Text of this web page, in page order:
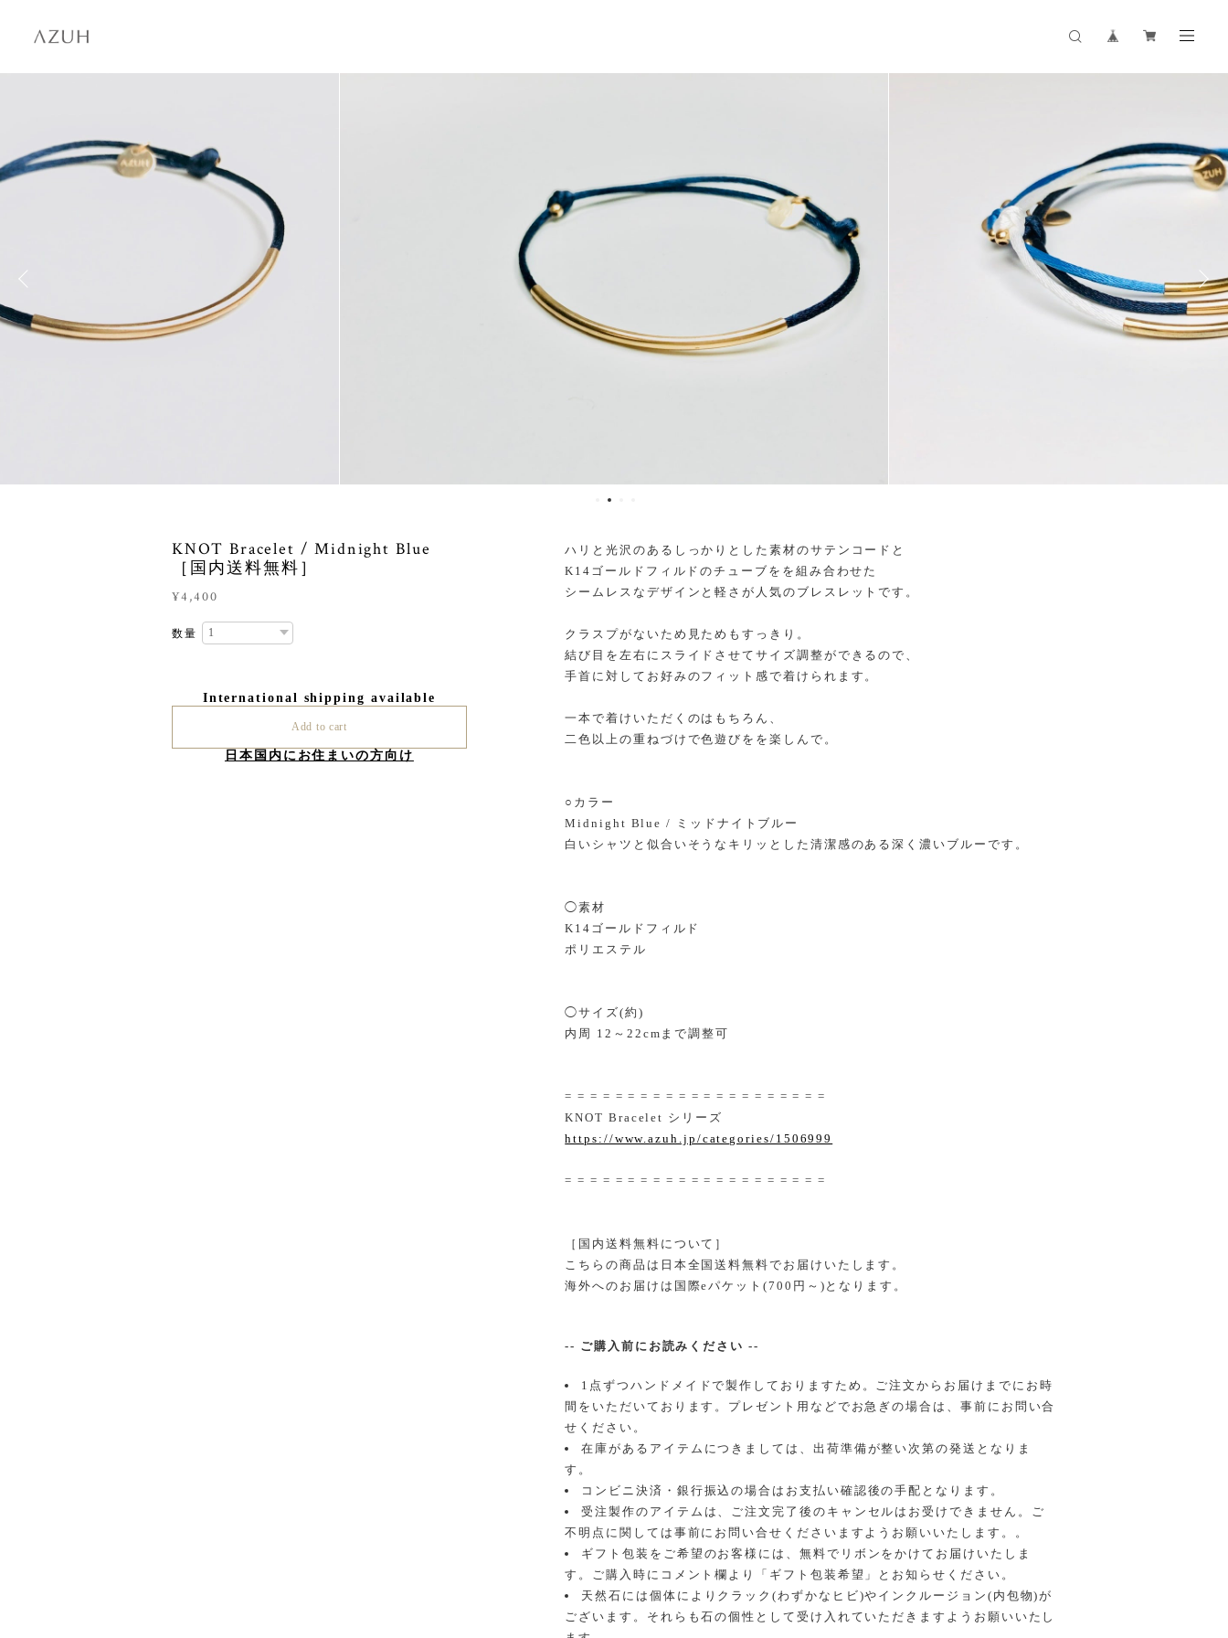
KNOT Bracelet / Midnight Blue
［国内送料無料］
¥4,400
数量
International shipping available
Add to cart
日本国内にお住まいの方向け
ハリと光沢のあるしっかりとした素材のサテンコードと
K14ゴールドフィルドのチューブをを組み合わせた
シームレスなデザインと軽さが人気のブレスレットです。
クラスプがないため見ためもすっきり。
結び目を左右にスライドさせてサイズ調整ができるので、
手首に対してお好みのフィット感で着けられます。
一本で着けいただくのはもちろん、
二色以上の重ねづけで色遊びをを楽しんで。
○カラー
Midnight Blue / ミッドナイトブルー
白いシャツと似合いそうなキリッとした清潔感のある深く濃いブルーです。
◯素材
K14ゴールドフィルド
ポリエステル
◯サイズ(約)
内周 12～22cmまで調整可
= = = = = = = = = = = = = = = = = = = = =
KNOT Bracelet シリーズ
https://www.azuh.jp/categories/1506999
= = = = = = = = = = = = = = = = = = = = =
［国内送料無料について］
こちらの商品は日本全国送料無料でお届けいたします。
海外へのお届けは国際eパケット(700円～)となります。
-- ご購入前にお読みください --
1点ずつハンドメイドで製作しておりますため。ご注文からお届けまでにお時
間をいただいております。プレゼント用などでお急ぎの場合は、事前にお問い合
せください。
在庫があるアイテムにつきましては、出荷準備が整い次第の発送となりま
す。
コンビニ決済・銀行振込の場合はお支払い確認後の手配となります。
受注製作のアイテムは、ご注文完了後のキャンセルはお受けできません。ご
不明点に関しては事前にお問い合せくださいますようお願いいたします。。
ギフト包装をご希望のお客様には、無料でリボンをかけてお届けいたしま
す。ご購入時にコメント欄より「ギフト包装希望」とお知らせください。
天然石には個体によりクラック(わずかなヒビ)やインクルージョン(内包物)が
ございます。それらも石の個性として受け入れていただきますようお願いいたし